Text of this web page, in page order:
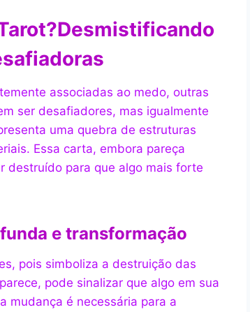
Desmistificando
associadas ao medo, outras
ser desafiadores, mas igualmente
uma quebra de estruturas
Essa carta, embora pareça
destruído para que algo mais forte
e transformação
pois simboliza a destruição das
pode sinalizar que algo em sua
mudança é necessária para a